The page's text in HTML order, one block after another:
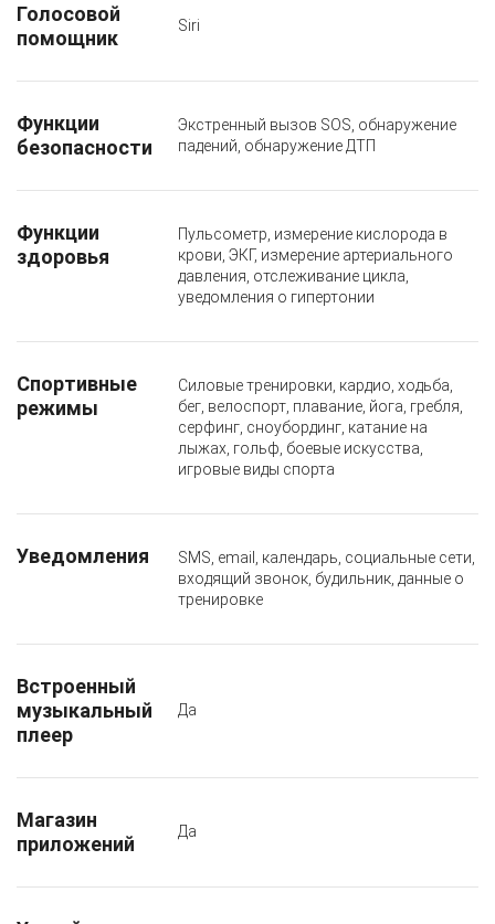
Голосовой
помощник
Siri
Функции
безопасности
Экстренный вызов SOS, обнаружение
падений, обнаружение ДТП
Функции
здоровья
Пульсометр, измерение кислорода в
крови, ЭКГ, измерение артериального
давления, отслеживание цикла,
уведомления о гипертонии
Спортивные
режимы
Силовые тренировки, кардио, ходьба,
бег, велоспорт, плавание, йога, гребля,
серфинг, сноубординг, катание на
лыжах, гольф, боевые искусства,
игровые виды спорта
Уведомления
SMS, email, календарь, социальные сети,
входящий звонок, будильник, данные о
тренировке
Встроенный
музыкальный
плеер
Да
Магазин
приложений
Да